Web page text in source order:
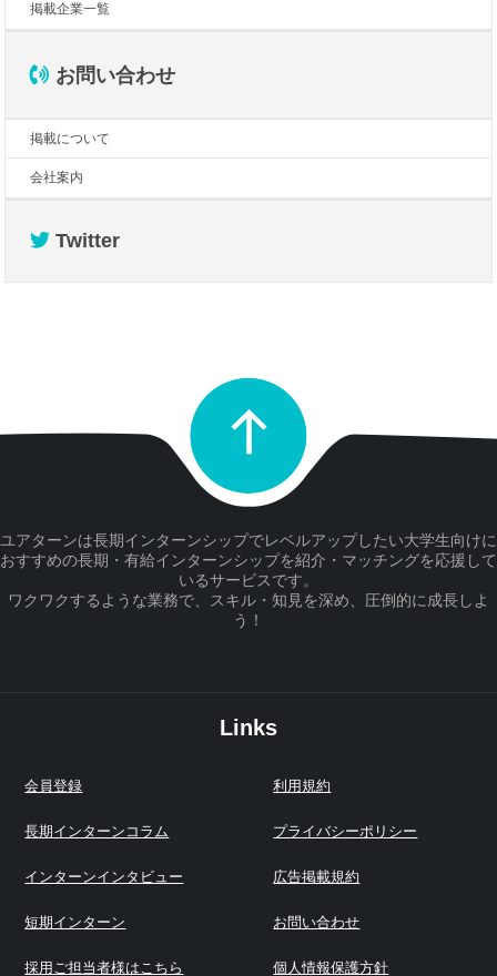
掲載企業一覧
お問い合わせ
掲載について
会社案内
Twitter
ユアターンは長期インターンシップでレベルアップしたい大学生向けに
おすすめの長期・有給インターンシップを紹介・マッチングを応援して
いるサービスです。
ワクワクするような業務で、スキル・知見を深め、圧倒的に成長しよ
う！
Links
会員登録
長期インターンコラム
インターンインタビュー
短期インターン
採用ご担当者様はこちら
利用規約
プライバシーポリシー
広告掲載規約
お問い合わせ
個人情報保護方針